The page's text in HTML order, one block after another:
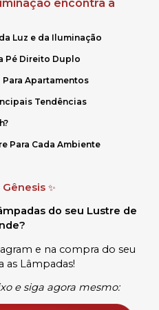
encontra a
Luz e da Iluminação
Pé Direito Duplo
Apartamentos
Tendências
Para Cada Ambiente
✨
do seu Lustre de
e na compra do seu
as Lâmpadas!
e siga agora mesmo: